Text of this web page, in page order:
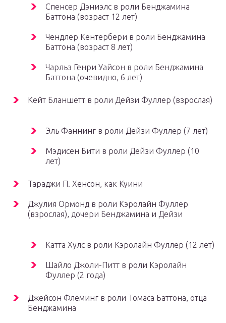
Спенсер Дэниэлс в роли Бенджамина
Баттона (возраст 12 лет)
Чендлер Кентербери в роли Бенджамина
Баттона (возраст 8 лет)
Чарльз Генри Уайсон в роли Бенджамина
Баттона (очевидно, 6 лет)
Кейт Бланшетт в роли Дейзи Фуллер (взрослая)
Эль Фаннинг в роли Дейзи Фуллер (7 лет)
Мэдисен Бити в роли Дейзи Фуллер (10
лет)
Тараджи П. Хенсон, как Куини
Джулия Ормонд в роли Кэролайн Фуллер
(взрослая), дочери Бенджамина и Дейзи
Катта Хулс в роли Кэролайн Фуллер (12 лет)
Шайло Джоли-Питт в роли Кэролайн
Фуллер (2 года)
Джейсон Флеминг в роли Томаса Баттона, отца
Бенджамина